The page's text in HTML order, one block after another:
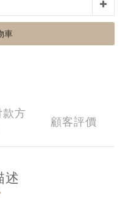
車
方
顧客評價
述